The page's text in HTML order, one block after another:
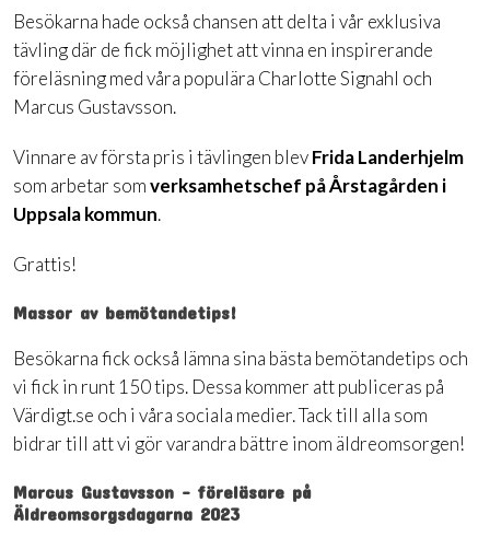
Besökarna hade också chansen att delta i vår exklusiva
tävling där de fick möjlighet att vinna en inspirerande
föreläsning med våra populära Charlotte Signahl och
Marcus Gustavsson.
Vinnare av första pris i tävlingen blevFrida Landerhjelm
som arbetar somverksamhetschef på Årstagården i
Uppsala kommun.
Grattis!
Massor av bemötandetips!
Besökarna fick också lämna sina bästa bemötandetips och
vi fick in runt 150 tips. Dessa kommer att publiceras på
Värdigt.se och i våra sociala medier. Tack till alla som
bidrar till att vi gör varandra bättre inom äldreomsorgen!
Marcus Gustavsson - föreläsare på
Äldreomsorgsdagarna 2023